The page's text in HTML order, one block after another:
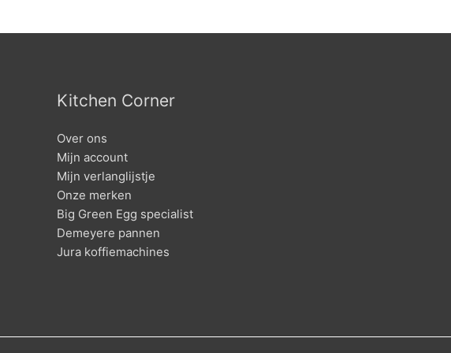
Kitchen Corner
Over ons
Mijn account
Mijn verlanglijstje
Onze merken
Big Green Egg specialist
Demeyere pannen
Jura koffiemachines